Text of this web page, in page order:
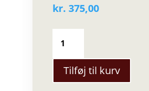
kr. 375,00
Kin
-
Broderet
servietter
Tilføj til kurv